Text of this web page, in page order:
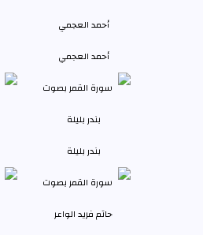
أحمد العجمي
بندر بليلة